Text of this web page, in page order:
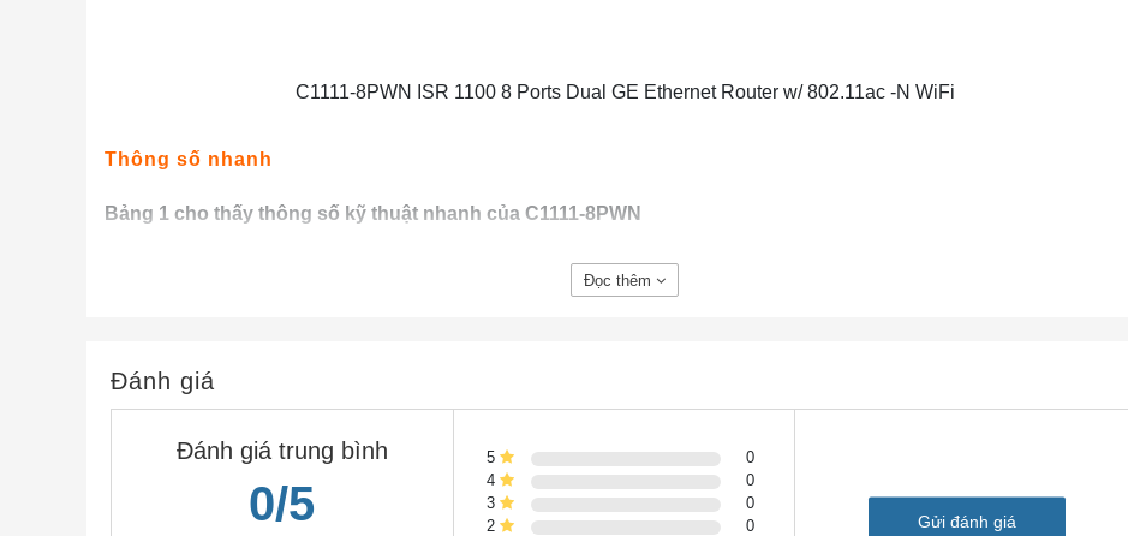
C1111-8PWN ISR 1100 8 Ports Dual GE Ethernet Router w/ 802.11ac -N WiFi
Thông số nhanh
Bảng 1 cho thấy thông số kỹ thuật nhanh của C1111-8PWN
C1111-8PWN
1
LTE nâng cao (CAT6)
Đọc thêm
Đánh giá
Đánh giá trung bình
0/5
5
0
4
0
3
0
2
0
Gửi đánh giá